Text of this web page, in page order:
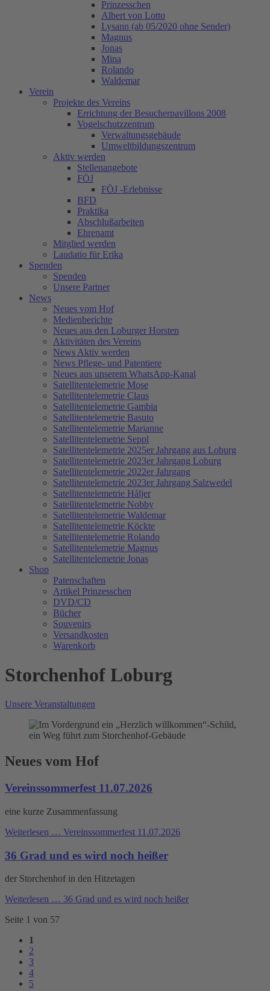
Prinzesschen
Albert von Lotto
Lysann (ab 05/2020 ohne Sender)
Magnus
Jonas
Mina
Rolando
Waldemar
Verein
Projekte des Vereins
Errichtung der Besucherpavillons 2008
Vogelschutzzentrum
Verwaltungsgebäude
Umweltbildungszentrum
Aktiv werden
Stellenangebote
FÖJ
FÖJ -Erlebnisse
BFD
Praktika
Abschlußarbeiten
Ehrenamt
Mitglied werden
Laudatio für Erika
Spenden
Spenden
Unsere Partner
News
Neues vom Hof
Medienberichte
Neues aus den Loburger Horsten
Aktivitäten des Vereins
News Aktiv werden
News Pflege- und Patentiere
Neues aus unserem WhatsApp-Kanal
Satellitentelemetrie Mose
Satellitentelemetrie Claus
Satellitentelemetrie Gambia
Satellitentelemetrie Basuto
Satellitentelemetrie Marianne
Satellitentelemetrie Seppl
Satellitentelemetrie 2025er Jahrgang aus Loburg
Satellitentelemetrie 2023er Jahrgang Loburg
Satellitentelemetrie 2022er Jahrgang
Satellitentelemetrie 2023er Jahrgang Salzwedel
Satellitentelemetrie Håljer
Satellitentelemetrie Nobby
Satellitentelemetrie Waldemar
Satellitentelemetrie Köckte
Satellitentelemetrie Rolando
Satellitentelemetrie Magnus
Satellitentelemetrie Jonas
Shop
Patenschaften
Artikel Prinzesschen
DVD/CD
Bücher
Souvenirs
Versandkosten
Warenkorb
Storchenhof Loburg
Unsere Veranstaltungen
Neues vom Hof
Vereinssommerfest 11.07.2026
eine kurze Zusammenfassung
Weiterlesen … Vereinssommerfest 11.07.2026
36 Grad und es wird noch heißer
der Storchenhof in den Hitzetagen
Weiterlesen … 36 Grad und es wird noch heißer
Seite 1 von 57
1
2
3
4
5